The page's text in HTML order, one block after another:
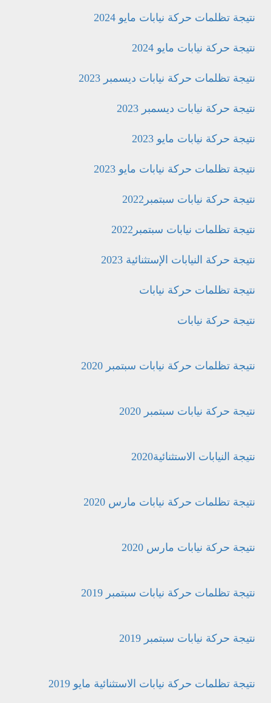
نتيجة تظلمات حركة نيابات مايو 2024
نتيجة حركة نيابات مايو 2024
نتيجة تظلمات حركة نيابات ديسمبر 2023
نتيجة حركة نيابات ديسمبر 2023
نتيجة حركة نيابات مايو 2023
نتيجة تظلمات حركة نيابات مايو 2023
نتيجة حركة نيابات سبتمبر2022
نتيجة تظلمات نيابات سبتمبر2022
نتيجة حركة النيابات الإستثنائية 2023
نتيجة تظلمات حركة نيابات
نتيجة حركة نيابات
نتيجة تظلمات حركة نيابات سبتمبر 2020
نتيجة حركة نيابات سبتمبر 2020
نتيجة النيابات الاستثنائية2020
نتيجة تظلمات حركة نيابات مارس 2020
نتيجة حركة نيابات مارس 2020
نتيجة تظلمات حركة نيابات سبتمبر 2019
نتيجة حركة نيابات سبتمبر 2019
نتيجة تظلمات حركة نيابات الاستثنائية مايو 2019